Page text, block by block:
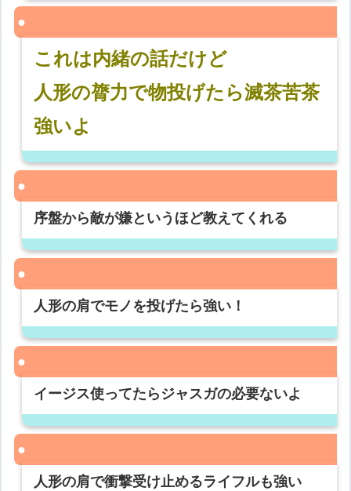
これは内緒の話だけど
人形の膂力で物投げたら滅茶苦茶
強いよ
序盤から敵が嫌というほど教えてくれる
人形の肩でモノを投げたら強い！
イージス使ってたらジャスガの必要ないよ
人形の肩で衝撃受け止めるライフルも強い